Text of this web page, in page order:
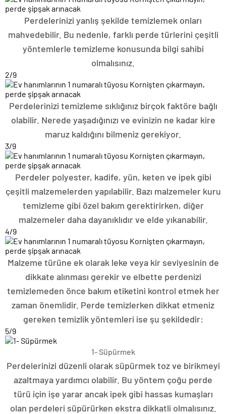
Perdelerinizi yanlış şekilde temizlemek onları
mahvedebilir. Bu nedenle, farklı perde türlerini çeşitli
yöntemlerle temizleme konusunda bilgi sahibi
olmalısınız.
2/9
Perdelerinizi temizleme sıklığınız birçok faktöre bağlı
olabilir. Nerede yaşadığınızı ve evinizin ne kadar kire
maruz kaldığını bilmeniz gerekiyor.
3/9
Perdeler polyester, kadife, yün, keten ve ipek gibi
çeşitli malzemelerden yapılabilir. Bazı malzemeler kuru
temizleme gibi özel bakım gerektirirken, diğer
malzemeler daha dayanıklıdır ve elde yıkanabilir.
4/9
Malzeme türüne ek olarak leke veya kir seviyesinin de
dikkate alınması gerekir ve elbette perdenizi
temizlemeden önce bakım etiketini kontrol etmek her
zaman önemlidir. Perde temizlerken dikkat etmeniz
gereken temizlik yöntemleri ise şu şekildedir:
5/9
1- Süpürmek
Perdelerinizi düzenli olarak süpürmek toz ve birikmeyi
azaltmaya yardımcı olabilir. Bu yöntem çoğu perde
türü için işe yarar ancak ipek gibi hassas kumaşları
olan perdeleri süpürürken ekstra dikkatli olmalısınız.